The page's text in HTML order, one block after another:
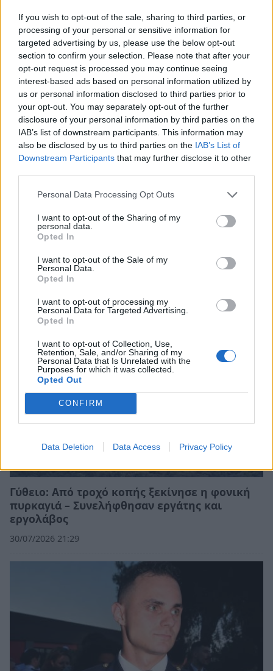
If you wish to opt-out of the sale, sharing to third parties, or
processing of your personal or sensitive information for
targeted advertising by us, please use the below opt-out
section to confirm your selection. Please note that after your
opt-out request is processed you may continue seeing
interest-based ads based on personal information utilized by
us or personal information disclosed to third parties prior to
your opt-out. You may separately opt-out of the further
disclosure of your personal information by third parties on the
IAB’s list of downstream participants. This information may
also be disclosed by us to third parties on the IAB’s List of
Downstream Participants that may further disclose it to other
Personal Data Processing Opt Outs
I want to opt-out of the Sharing of my
personal data.
Opted In
I want to opt-out of the Sale of my
Personal Data.
Opted In
I want to opt-out of processing my
Personal Data for Targeted Advertising.
Opted In
I want to opt-out of Collection, Use,
Retention, Sale, and/or Sharing of my
Personal Data that Is Unrelated with the
Purposes for which it was collected.
Opted Out
CONFIRM
Data Deletion Data Access Privacy Policy
Γύθειο: Στο Νοσοκομείο Σπάρτης 50χρονος
ναυτικός που έχρηζε άμεσης περίθαλψης
05/08/2026 08:50
Οδύνη στην κηδεία του πυροσβέστη που
πέθανε στη φωτιά στο Γύθειο- Με τιμές ήρωα
το «τελευταίο αντίο»
31/07/2026 14:18
Γύθειο: Από τροχό κοπής ξεκίνησε η φονική
πυρκαγιά – Συνελήφθησαν εργάτης και
εργολάβος
30/07/2026 21:29